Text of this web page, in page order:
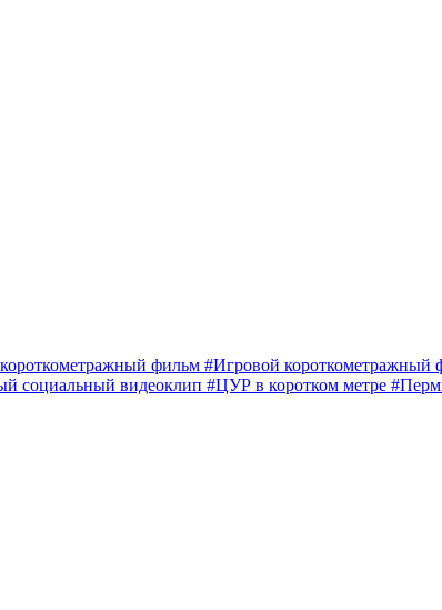
фильм #Игровой короткометражный
социальный видеоклип #ЦУР в коротком метре